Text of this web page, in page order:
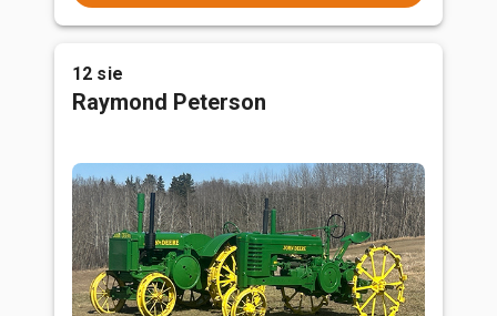
12 sie
Raymond Peterson